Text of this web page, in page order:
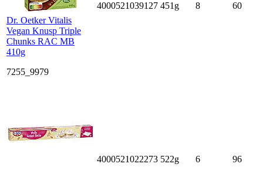
Dr. Oetker Vitalis
Vegan Knusp Triple
Chunks RAC MB
410g
7255_9979
4000521039127 451g 8 60
4000521022273 522g 6 96